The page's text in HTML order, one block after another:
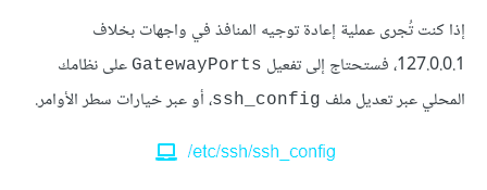
إذا كنت تُجرى عملية إعادة توجيه المنافذ في واجهات بخلاف
127.0.0.1، فستحتاج إلى تفعيل
GatewayPorts على نظامك
المحلي عبر تعديل ملف ssh_config، أو عبر خيارات سطر الأوامر.